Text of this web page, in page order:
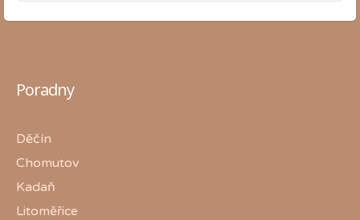
Poradny
Děčín
Chomutov
Kadaň
Litoměřice